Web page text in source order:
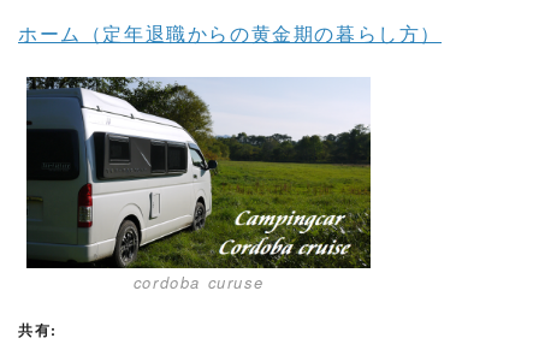
ホーム（定年退職からの黄金期の暮らし方）
cordoba curuse
共有: